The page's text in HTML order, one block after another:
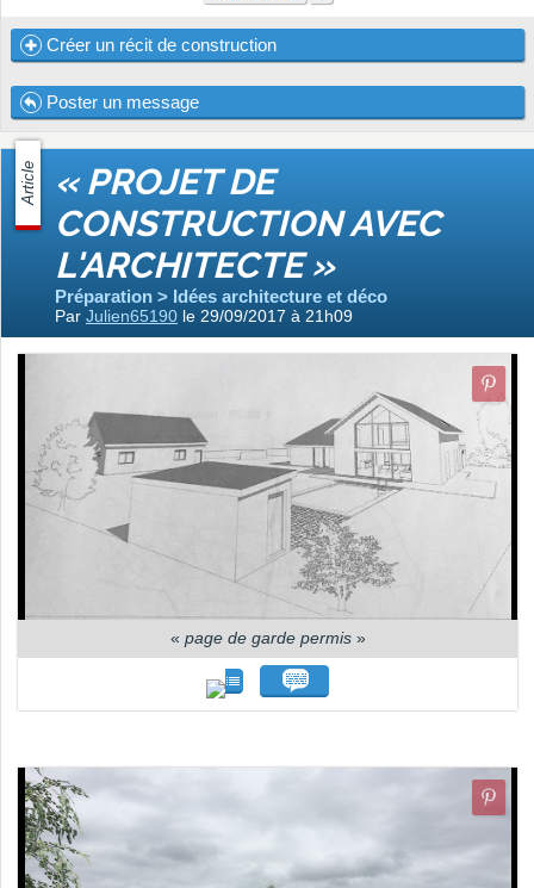
Créer un récit de construction
Poster un message
Article « PROJET DE
CONSTRUCTION AVEC
L'ARCHITECTE »
Préparation > Idées architecture et déco
Par Julien65190 le 29/09/2017 à 21h09
« page de garde permis»